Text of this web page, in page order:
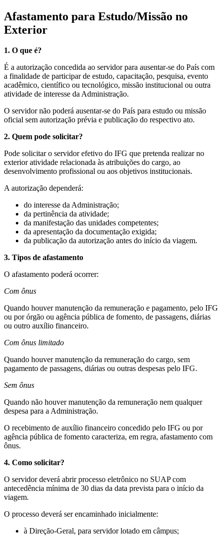
Afastamento para Estudo/Missão no
Exterior
1. O que é?
É a autorização concedida ao servidor para ausentar-se do País com
a finalidade de participar de estudo, capacitação, pesquisa, evento
acadêmico, científico ou tecnológico, missão institucional ou outra
atividade de interesse da Administração.
O servidor não poderá ausentar-se do País para estudo ou missão
oficial sem autorização prévia e publicação do respectivo ato.
2. Quem pode solicitar?
Pode solicitar o servidor efetivo do IFG que pretenda realizar no
exterior atividade relacionada às atribuições do cargo, ao
desenvolvimento profissional ou aos objetivos institucionais.
A autorização dependerá:
do interesse da Administração;
da pertinência da atividade;
da manifestação das unidades competentes;
da apresentação da documentação exigida;
da publicação da autorização antes do início da viagem.
3. Tipos de afastamento
O afastamento poderá ocorrer:
Com ônus
Quando houver manutenção da remuneração e pagamento, pelo IFG
ou por órgão ou agência pública de fomento, de passagens, diárias
ou outro auxílio financeiro.
Com ônus limitado
Quando houver manutenção da remuneração do cargo, sem
pagamento de passagens, diárias ou outras despesas pelo IFG.
Sem ônus
Quando não houver manutenção da remuneração nem qualquer
despesa para a Administração.
O recebimento de auxílio financeiro concedido pelo IFG ou por
agência pública de fomento caracteriza, em regra, afastamento com
ônus.
4. Como solicitar?
O servidor deverá abrir processo eletrônico no SUAP com
antecedência mínima de 30 dias da data prevista para o início da
viagem.
O processo deverá ser encaminhado inicialmente:
à Direção-Geral, para servidor lotado em câmpus;